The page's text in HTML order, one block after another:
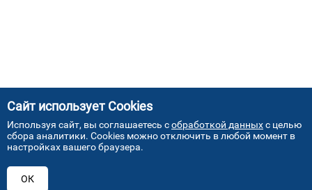
АДРЕСА НАШИХ СЕРВИСНЫХ
Сайт использует Cookies
Используя сайт, вы соглашаетесь собработкой данныхс целью
сбора аналитики. Cookies можно отключить в любой момент в
настройках вашего браузера.
ОК